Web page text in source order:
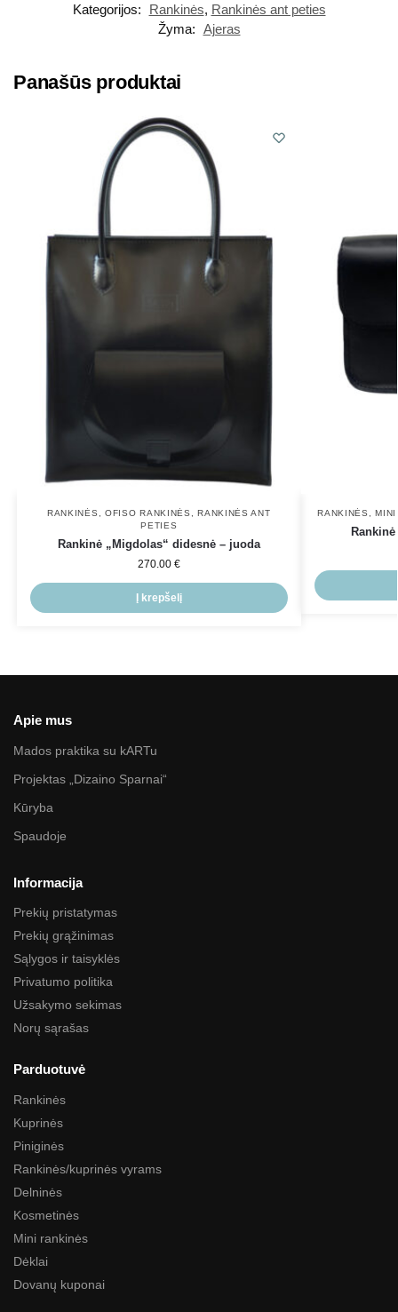
Kategorijos: Rankinės, Rankinės ant peties
Žyma: Ajeras
Panašūs produktai
RANKINĖS , OFISO RANKINĖS , RANKINĖS ANT
PETIES
Rankinė „Migdolas“ didesnė – juoda
270.00 €
Į krepšelį
RANKINĖS ,
Apie mus
Mados praktika su kARTu
Projektas „Dizaino Sparnai“
Kūryba
Spaudoje
Informacija
Prekių pristatymas
Prekių grąžinimas
Sąlygos ir taisyklės
Privatumo politika
Užsakymo sekimas
Norų sąrašas
Parduotuvė
Rankinės
Kuprinės
Piniginės
Rankinės/kuprinės vyrams
Delninės
Kosmetinės
Mini rankinės
Dėklai
Dovanų kuponai